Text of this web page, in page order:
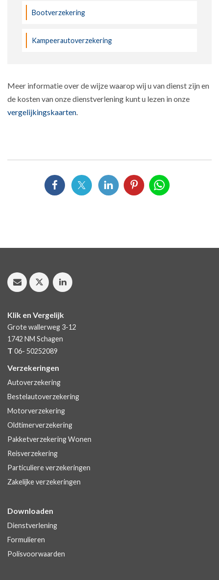
Bootverzekering
Kampeerautoverzekering
Meer informatie over de wijze waarop wij u van dienst zijn en
de kosten van onze dienstverlening kunt u lezen in onze
vergelijkingskaarten
Klik en Vergelijk
Grote wallerweg 3-12
1742 NM Schagen
T 06- 50252089
Verzekeringen
Autoverzekering
Bestelautoverzekering
Motorverzekering
Oldtimerverzekering
Pakketverzekering Wonen
Reisverzekering
Particuliere verzekeringen
Zakelijke verzekeringen
Downloaden
Dienstverlening
Formulieren
Polisvoorwaarden